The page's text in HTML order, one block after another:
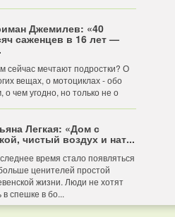
Джемилев: «40
саженцев в 16 лет —
сейчас мечтают подростки? О
вещах, о мотоциклах - обо
о чем угодно, но только не о
Легкая: «Дом с
чистый воздух и нат...
время стало появляться
ценителей простой
жизни. Люди не хотят
в спешке в бо...